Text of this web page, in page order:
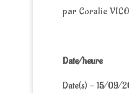
par Coralie VICO
Date/heure
Date(s) - 15/09/